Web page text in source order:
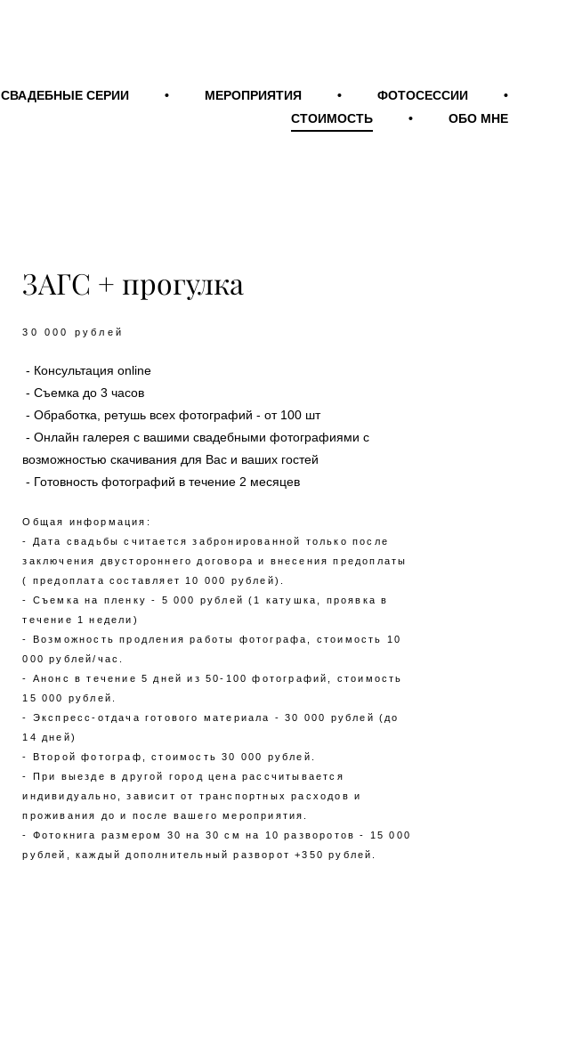
СВАДЕБНЫЕ СЕРИИ • МЕРОПРИЯТИЯ • ФОТОСЕССИИ
•
СТОИМОСТЬ
• ОБО МНЕ
СВАДЕБНЫЕ СЕРИИ • МЕРОПРИЯТИЯ • ФОТОСЕССИИ
•
СТОИМОСТЬ
• ОБО МНЕ
ЗАГС + прогулка
30 000 рублей
- Консультация online
- Съемка до 3 часов
- Обработка, ретушь всех фотографий - от 100 шт
- Онлайн галерея с вашими свадебными фотографиями с
возможностью скачивания для Вас и ваших гостей
- Готовность фотографий в течение 2 месяцев
Общая информация:
- Дата свадьбы считается забронированной только после
заключения двустороннего договора и внесения предоплаты
( предоплата составляет 10 000 рублей).
- Съемка на пленку - 5 000 рублей (1 катушка, проявка в
течение 1 недели)
- Возможность продления работы фотографа, стоимость 10
000 рублей/час.
- Анонс в течение 5 дней из 50-100 фотографий, стоимость
15 000 рублей.
- Экспресс-отдача готового материала - 30 000 рублей (до
14 дней)
- Второй фотограф, стоимость 30 000 рублей.
- При выезде в другой город цена рассчитывается
индивидуально, зависит от транспортных расходов и
проживания до и после вашего мероприятия.
- Фотокнига размером 30 на 30 см на 10 разворотов - 15 000
рублей, каждый дополнительный разворот +350 рублей.